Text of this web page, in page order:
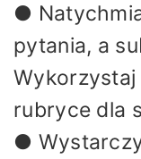
●
pytania, a
rubryce dla
●